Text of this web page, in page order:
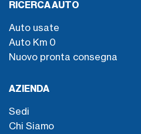
RICERCA AUTO
Auto usate
Auto Km 0
Nuovo pronta consegna
AZIENDA
Sedi
Chi Siamo